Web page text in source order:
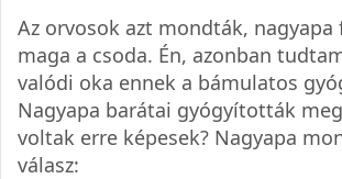
Az orvosok azt mondták, nagyapa
maga a csoda. Én, azonban
valódi oka ennek a bámulatos
Nagyapa barátai gyógyították
voltak erre képesek? Nagyapa
válasz: